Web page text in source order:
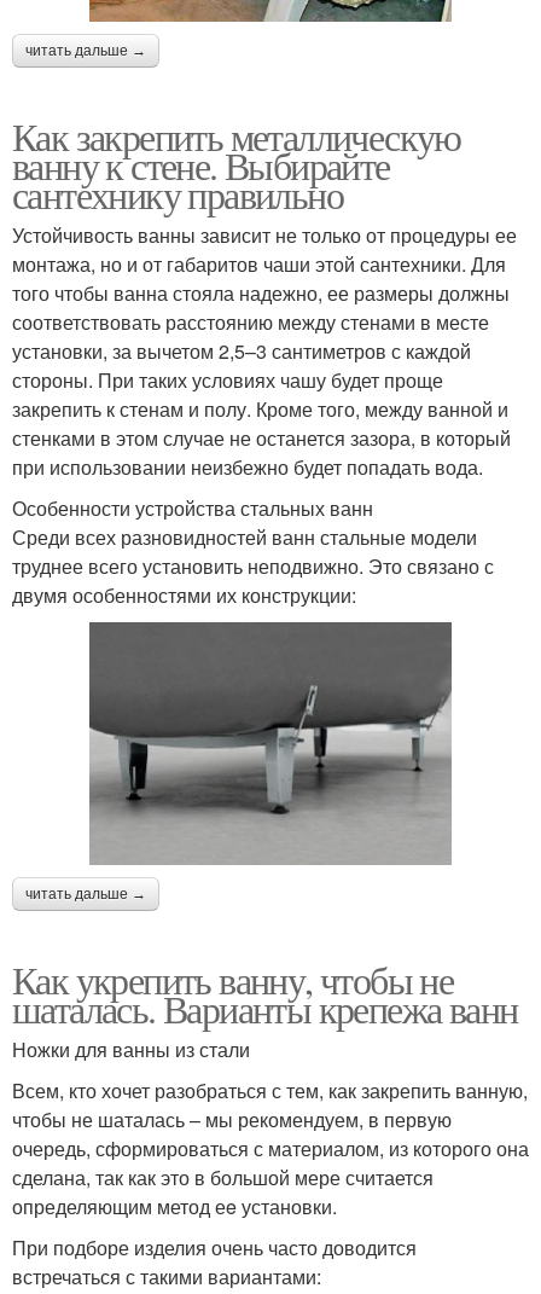
читать дальше →
Как закрепить металлическую
ванну к стене. Выбирайте
сантехнику правильно
Устойчивость ванны зависит не только от процедуры ее
монтажа, но и от габаритов чаши этой сантехники. Для
того чтобы ванна стояла надежно, ее размеры должны
соответствовать расстоянию между стенами в месте
установки, за вычетом 2,5–3 сантиметров с каждой
стороны. При таких условиях чашу будет проще
закрепить к стенам и полу. Кроме того, между ванной и
стенками в этом случае не останется зазора, в который
при использовании неизбежно будет попадать вода.
Особенности устройства стальных ванн
Среди всех разновидностей ванн стальные модели
труднее всего установить неподвижно. Это связано с
двумя особенностями их конструкции:
читать дальше →
Как укрепить ванну, чтобы не
шаталась. Варианты крепежа ванн
Ножки для ванны из стали
Всем, кто хочет разобраться с тем, как закрепить ванную,
чтобы не шаталась – мы рекомендуем, в первую
очередь, сформироваться с материалом, из которого она
сделана, так как это в большой мере считается
определяющим метод еe установки.
При подборе изделия очень часто доводится
встречаться с такими вариантами: